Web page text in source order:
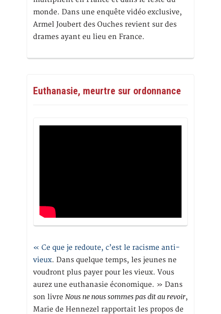
monde. Dans une enquête vidéo exclusive,
Armel Joubert des Ouches revient sur des
drames ayant eu lieu en France.
Euthanasie, meurtre sur ordonnance
« Ce que je redoute, c’est le racisme anti-
vieux. Dans quelque temps, les jeunes ne
voudront plus payer pour les vieux. Vous
aurez une euthanasie économique. » Dans
son livre Nous ne nous sommes pas dit au revoir,
Marie de Hennezel rapportait les propos de